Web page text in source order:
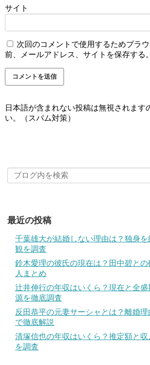
サイト
次回のコメントで使用するためブラ
前、メールアドレス、サイトを保存する。
日本語が含まれない投稿は無視されます
い。（スパム対策）
最近の投稿
千葉雄大が結婚しない理由は？独身
観を調査
鈴木愛理の彼氏の現在は？田中碧と
人まとめ
辻井伸行の年収はいくら？現在と全盛
源を徹底調査
反田恭平の元妻サーシャとは？離婚理
で徹底解説
清塚信也の年収はいくら？推定額と
を調査